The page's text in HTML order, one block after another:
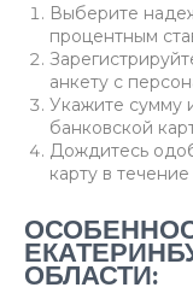
Выберите
процентным
анкету с
Укажите сумму
банковской
Дождитесь
карту в
ОБЛАСТИ: